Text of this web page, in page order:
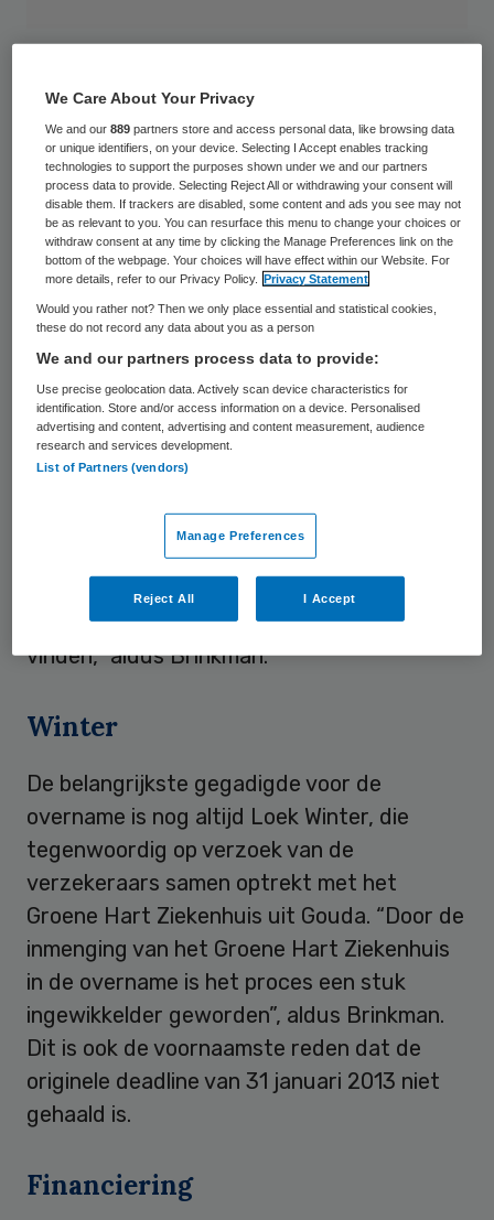
dient uiterlijk medio maart 2013
overgenomen te zijn. De liquiditeitspositie
van het ziekenhuis is dermate nijpend dat
er niet langer gewacht kan worden. Dit
zegt Jan Willem Brinkman, voorzitter raad
van bestuur van het LangeLand Ziekenhuis
(LLZ), in een interview met Skipr.
In december 2012 waren er al grote
problemen omde salarissen van het
personeel te betalen. Intussen is de
liquiditeit van het ziekenhuis niet
maakt het er allemaal niet makkelijker op.
We kunnen het wel wat langer uitzingen,
maar medio maart is de uiterste termijn
waarop de overname plaats dient te
vinden,” aldus Brinkman.
Winter
De belangrijkste gegadigde voor de
overname is nog altijd Loek Winter, die
tegenwoordig op verzoek van de
verzekeraars samen optrekt met het
Groene Hart Ziekenhuis uit Gouda. “Door de
inmenging van het Groene Hart Ziekenhuis
in de overname is het proces een stuk
ingewikkelder geworden”, aldus Brinkman.
Dit is ook de voornaamste reden dat de
originele deadline van 31 januari 2013 niet
gehaald is.
Financiering
We Care About Your Privacy
We and our889 partners store and access personal data, like browsing data
or unique identifiers, on your device. Selecting I Accept enables tracking
technologies to support the purposes shown under we and our partners
process data to provide. Selecting Reject All or withdrawing your consent will
disable them. If trackers are disabled, some content and ads you see may not
be as relevant to you. You can resurface this menu to change your choices or
withdraw consent at any time by clicking the Manage Preferences link on the
bottom of the webpage. Your choices will have effect within our Website. For
more details, refer to our Privacy Policy.
Privacy Statement
Would you rather not? Then we only place essential and statistical cookies,
these do not record any data about you as a person
We and our partners process data to provide:
Use precise geolocation data. Actively scan device characteristics for
identification. Store and/or access information on a device. Personalised
advertising and content, advertising and content measurement, audience
research and services development.
List of Partners (vendors)
Manage Preferences
Reject All I Accept